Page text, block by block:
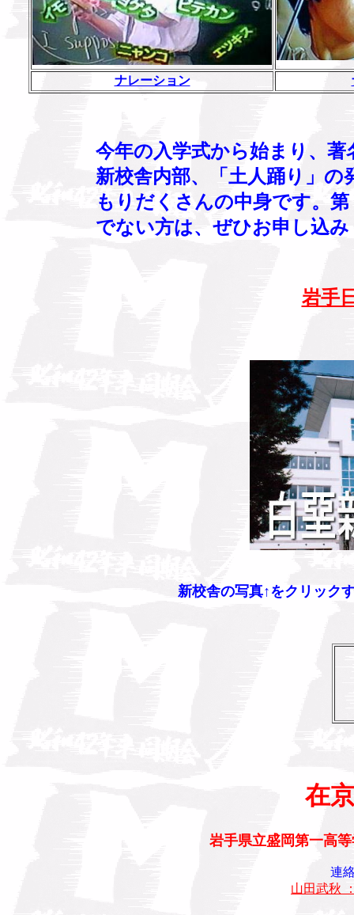
ナレーション
今年の入学式から始まり、
新校舎内部、「土人踊り」の
もりだくさんの中身です。
でない方は、ぜひお申し込
岩手
新校舎の写真↑をクリック
在
岩手県立盛岡第一高
連
山田武秋